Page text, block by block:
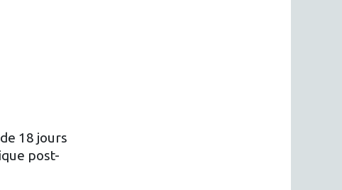
18 jours
post-